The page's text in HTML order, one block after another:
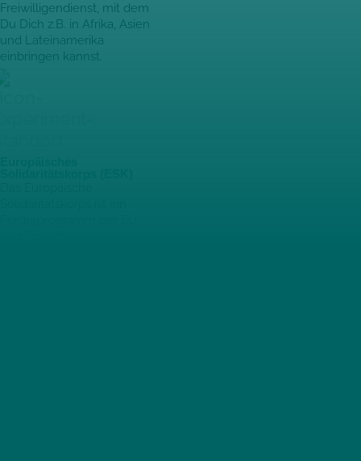
Freiwilligendienst, mit dem
Du Dich z.B. in Afrika, Asien
und Lateinamerika
einbringen kannst.